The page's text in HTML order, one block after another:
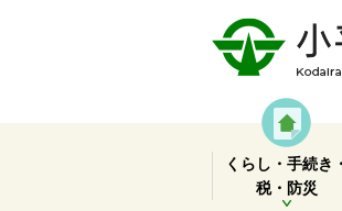
くらし・手続き・
税・防災